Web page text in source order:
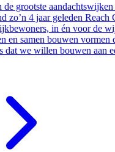
grootste aandachtswijken
zo’n 4 jaar geleden Reach
in én voor de
en samen bouwen vormen
dat we willen bouwen aan